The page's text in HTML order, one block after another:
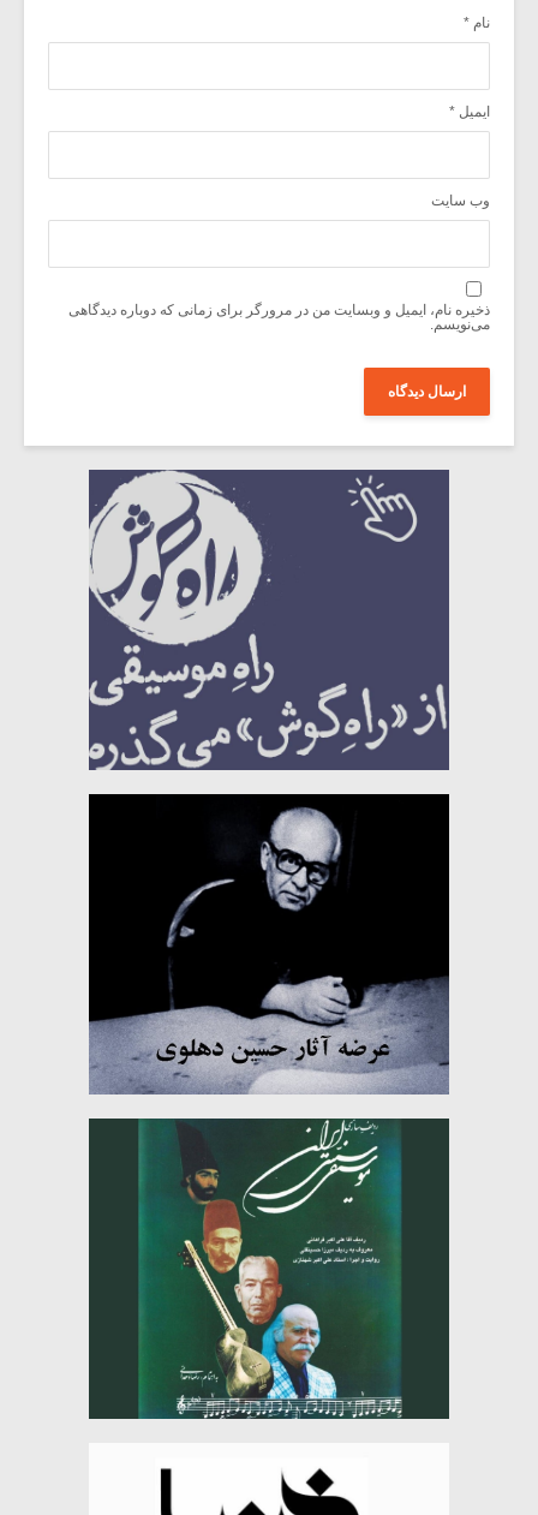
نام *
ایمیل *
وب‌ سایت
ذخیره نام، ایمیل و وبسایت من در مرورگر برای زمانی که دوباره دیدگاهی
می‌نویسم.